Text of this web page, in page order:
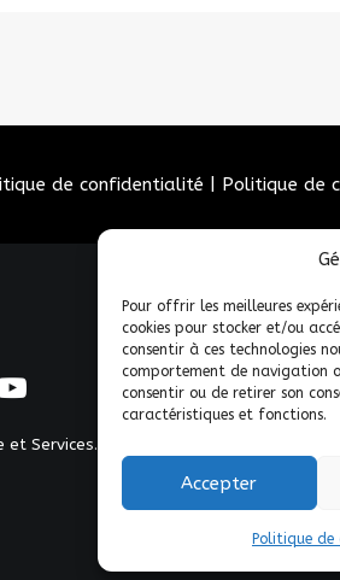
Pour offrir les meilleures
cookies pour stocker et/ou
consentir à ces technologies
comportement de navigation
consentir ou de retirer son
caractéristiques et fonctions.
Accepter
Politique de
de confidentialité Politique de
Services. | Tous droits réservés.